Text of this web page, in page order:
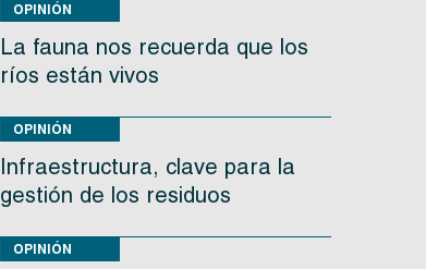
OPINIÓN
La fauna nos recuerda que los
ríos están vivos
OPINIÓN
Infraestructura, clave para la
gestión de los residuos
OPINIÓN